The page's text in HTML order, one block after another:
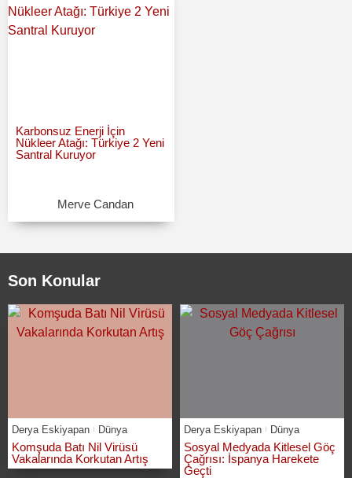
Karbonsuz Enerji İçin
Nükleer Atağı: Türkiye 2 Yeni
Santral Kuruyor
Merve Candan
Son Konular
Derya Eskiyapan Dünya
Komşuda Batı Nil Virüsü
Vakalarında Korkutan Artış
Derya Eskiyapan Dünya
Sosyal Medyada Kitlesel Göç
Çağrısı: İspanya Harekete
Geçti